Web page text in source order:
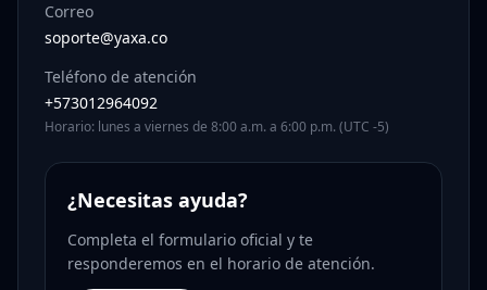
Correo
soporte@yaxa.co
Teléfono de atención
+573012964092
Horario: lunes a viernes de 8:00 a.m. a 6:00 p.m. (UTC -5)
¿Necesitas ayuda?
Completa el formulario oficial y te
responderemos en el horario de atención.